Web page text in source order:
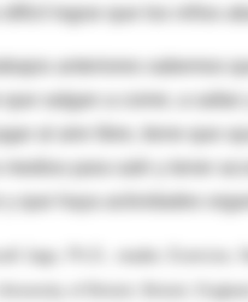
difícil lograr que los niños
anteriores sabemos
que salgan a correr, a
al aire libre, tiene que
medios para salir y tener
y que haya actividades